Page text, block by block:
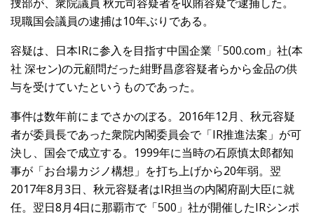
現職国会議員の逮捕は10年ぶりである。
容疑は、日本IRに参入を目指す中国企業「500.com」社(本
社 深セン)の元顧問だった紺野昌彦容疑者らから金品の供
与を受けていたというものであった。
事件は数年前にまでさかのぼる。2016年12月、秋元容疑
者が委員長であった衆院内閣委員会で「IR推進法案」が可
決し、国会で成立する。1999年に当時の石原慎太郎都知
事が「お台場カジノ構想」を打ち上げから20年弱。翌
2017年8月3日、秋元容疑者はIR担当の内閣府副大臣に就
任。翌日8月4日に那覇市で「500」社が開催したIRシンポ